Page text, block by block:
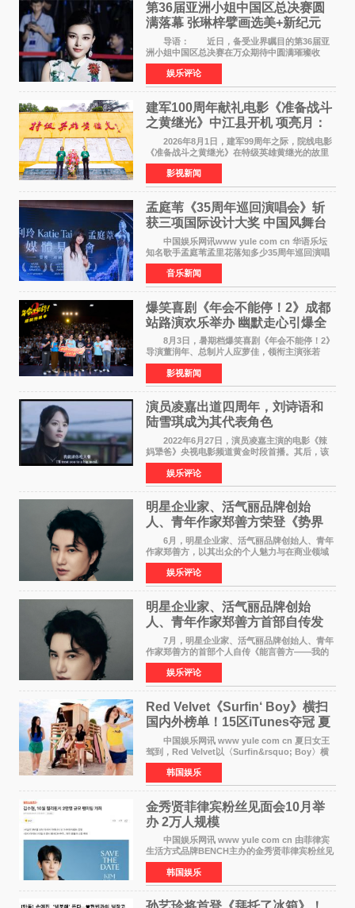
第36届亚洲小姐中国区总决赛圆
满落幕 张琳梓擘画选美+新纪元
导语： 近日，备受业界瞩目的第36届亚
洲小姐中国区总决赛在万众期待中圆满璀璨收
官。整场盛典汇聚万千芳华，不仅完成了新一届
美丽代言人的加冕选拔，更在行业发展层面带来
颠覆性突破。活动
娱乐评论
建军100周年献礼电影《准备战斗
之黄继光》中江县开机 项亮月：
以光影为笔，书写英雄赞歌
2026年8月1日，建军99周年之际，院线电影
《准备战斗之黄继光》在特级英雄黄继光的故里
——四川省德阳市中江县黄继光出生地正式开
机。本片出品人、总制片人项亮月主持开机仪
式，&zwnj;特级英雄
影视新闻
孟庭苇《35周年巡回演唱会》斩
获三项国际设计大奖 中国风舞台
美学获全球认可
中国娱乐网讯www yule com cn 华语乐坛
知名歌手孟庭苇孟里花落知多少35周年巡回演唱
会再传喜讯。该演唱会先后荣获美国MUSE
Creative Awards白金奖（Platinum Winner）、
英国London Design
音乐新闻
爆笑喜剧《年会不能停！2》成都
站路演欢乐举办 幽默走心引爆全
场共鸣
8月3日，暑期档爆笑喜剧《年会不能停！2》
导演董润年、总制片人应萝佳，领衔主演张若
昀、白客，惊喜出演庄达菲，特别主演孙艺洲，
特别出演田雨，友情出演欧阳奋强出席成都路
演，与观众近距离互
影视新闻
演员凌嘉出道四周年，刘诗语和
陆雪琪成为其代表角色
2022年6月27日，演员凌嘉主演的电影《辣
妈犟爸》央视电影频道黄金时段首播。其后，该
电影在央视电影频道多次复播（2022年8月10
日，2022年9月30日，2023年7月17日，2025年7
月14日）。除了多次复
娱乐评论
明星企业家、活气丽品牌创始
人、青年作家郑善方荣登《势界
POWERCIRCLES》6月刊
6月，明星企业家、活气丽品牌创始人、青年
作家郑善方，以其出众的个人魅力与在商业领域
的卓越建树，成功登上《势界
POWERCIRCLES》，展现了他在时尚与商业领
域的双重影响力。 明星企业家、青
娱乐评论
明星企业家、活气丽品牌创始
人、青年作家郑善方首部自传发
布， 书写跨界创业者的成长答卷
7月，明星企业家、活气丽品牌创始人、青年
作家郑善方的首部个人自传《能言善方——我的
跨界人生》正式发行。这本书以他的人生轨迹为
脉络，首次完整公开了从逐梦少年到横跨美业、
公益等多领域的
娱乐评论
Red Velvet《Surfin‘ Boy》横扫
国内外榜单！15区iTunes夺冠 夏
日女王强势回归
中国娱乐网讯 www yule com cn 夏日女王
驾到，Red Velvet以〈Surfin&rsquo; Boy〉横
扫国内外榜单，获得音乐粉丝的热烈反响。
Red Velvet于3日发行了夏日迷你专辑《Velvet
Summer》，
韩国娱乐
金秀贤菲律宾粉丝见面会10月举
办 2万人规模
中国娱乐网讯 www yule com cn 由菲律宾
生活方式品牌BENCH主办的金秀贤菲律宾粉丝见
面会，将于10月2日在马尼拉SM Mall of
Asia（MOA）竞技场举行，预计规模达2万人。
这也是金秀贤自去年陷
韩国娱乐